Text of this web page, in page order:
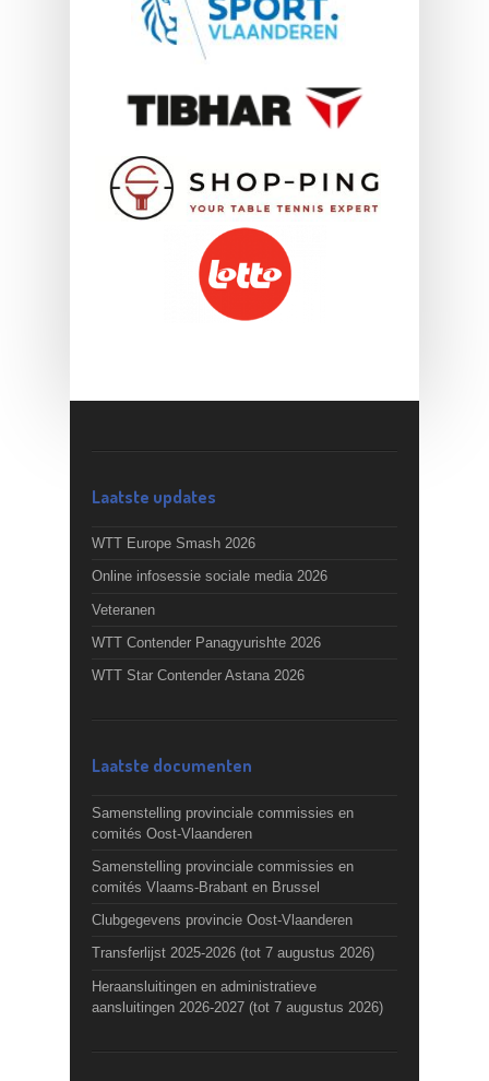
Laatste updates
WTT Europe Smash 2026
Online infosessie sociale media 2026
Veteranen
WTT Contender Panagyurishte 2026
WTT Star Contender Astana 2026
Laatste documenten
Samenstelling provinciale commissies en
comités Oost-Vlaanderen
Samenstelling provinciale commissies en
comités Vlaams-Brabant en Brussel
Clubgegevens provincie Oost-Vlaanderen
Transferlijst 2025-2026 (tot 7 augustus 2026)
Heraansluitingen en administratieve
aansluitingen 2026-2027 (tot 7 augustus 2026)